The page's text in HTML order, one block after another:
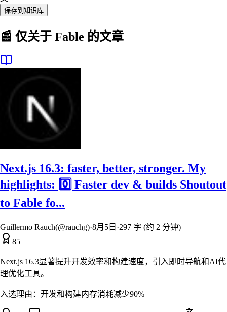
保存到知识库
📰 仅关于 Fable 的文章
Next.js 16.3: faster, better, stronger. My
highlights: 0️⃣ Faster dev & builds Shoutout
to Fable fo...
Guillermo Rauch(@rauchg)·8月5日 ·297 字 (约 2 分钟)
85
Next.js 16.3显著提升开发效率和构建速度，引入即时导航和AI代
理优化工具。
入选理由： 开发和构建内存消耗减少90%